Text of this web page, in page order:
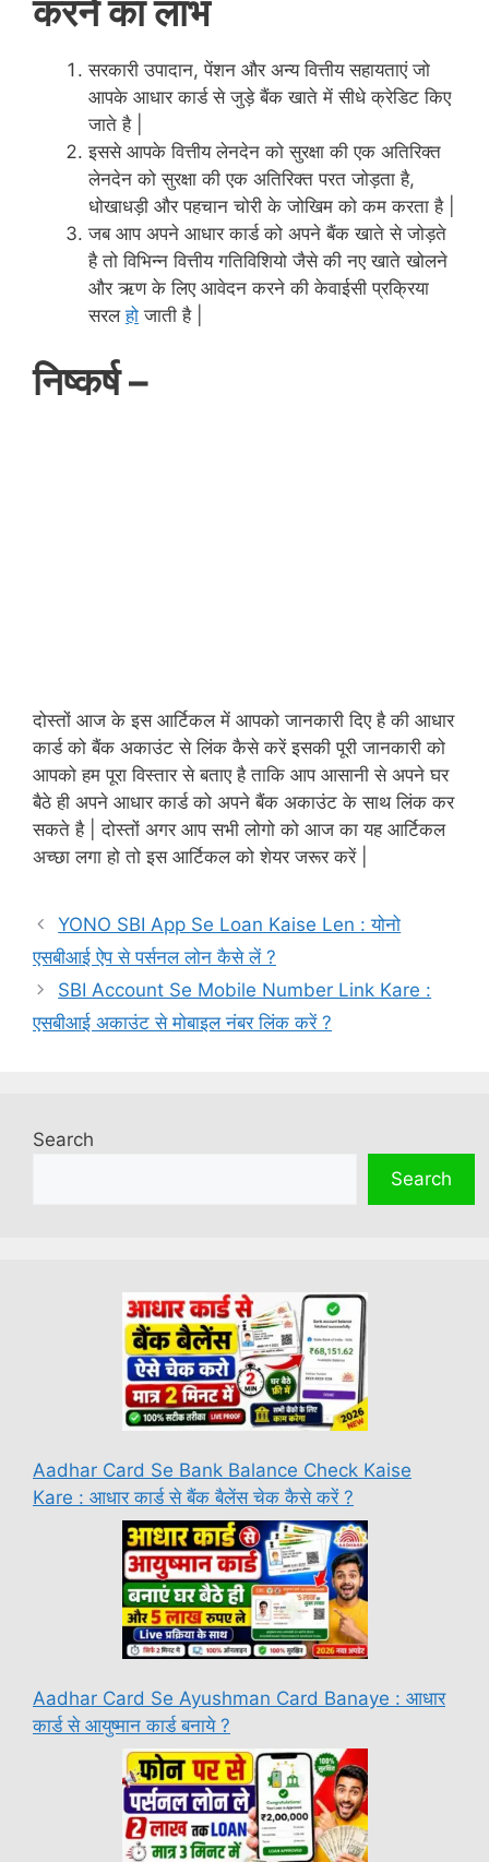
करने का लाभ
सरकारी उपादान, पेंशन और अन्य वित्तीय सहायताएं जो
आपके आधार कार्ड से जुड़े बैंक खाते में सीधे क्रेडिट किए
जाते है |
इससे आपके वित्तीय लेनदेन को सुरक्षा की एक अतिरिक्त
लेनदेन को सुरक्षा की एक अतिरिक्त परत जोड़ता है,
धोखाधड़ी और पहचान चोरी के जोखिम को कम करता है |
जब आप अपने आधार कार्ड को अपने बैंक खाते से जोड़ते
है तो विभिन्न वित्तीय गतिविशियो जैसे की नए खाते खोलने
और ऋण के लिए आवेदन करने की केवाईसी प्रक्रिया
सरलहो जाती है |
निष्कर्ष –
दोस्तों आज के इस आर्टिकल में आपको जानकारी दिए है की आधार
कार्ड को बैंक अकाउंट से लिंक कैसे करें इसकी पूरी जानकारी को
आपको हम पूरा विस्तार से बताए है ताकि आप आसानी से अपने घर
बैठे ही अपने आधार कार्ड को अपने बैंक अकाउंट के साथ लिंक कर
सकते है | दोस्तों अगर आप सभी लोगो को आज का यह आर्टिकल
अच्छा लगा हो तो इस आर्टिकल को शेयर जरूर करें |
YONO SBI App Se Loan Kaise Len : योनो
एसबीआई ऐप से पर्सनल लोन कैसे लें ?
SBI Account Se Mobile Number Link Kare :
एसबीआई अकाउंट से मोबाइल नंबर लिंक करें ?
Search
Search
Aadhar Card Se Bank Balance Check Kaise
Kare : आधार कार्ड से बैंक बैलेंस चेक कैसे करें ?
Aadhar Card Se Ayushman Card Banaye : आधार
कार्ड से आयुष्मान कार्ड बनाये ?